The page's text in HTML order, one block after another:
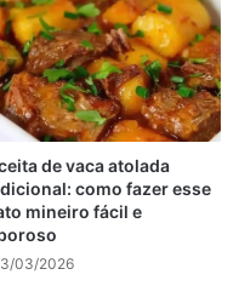
rico em nutrientes
a saúde. Então, se
e nutritiva, não há
recheado.
de vaca atolada
como fazer esse
mineiro fácil e
03/2026